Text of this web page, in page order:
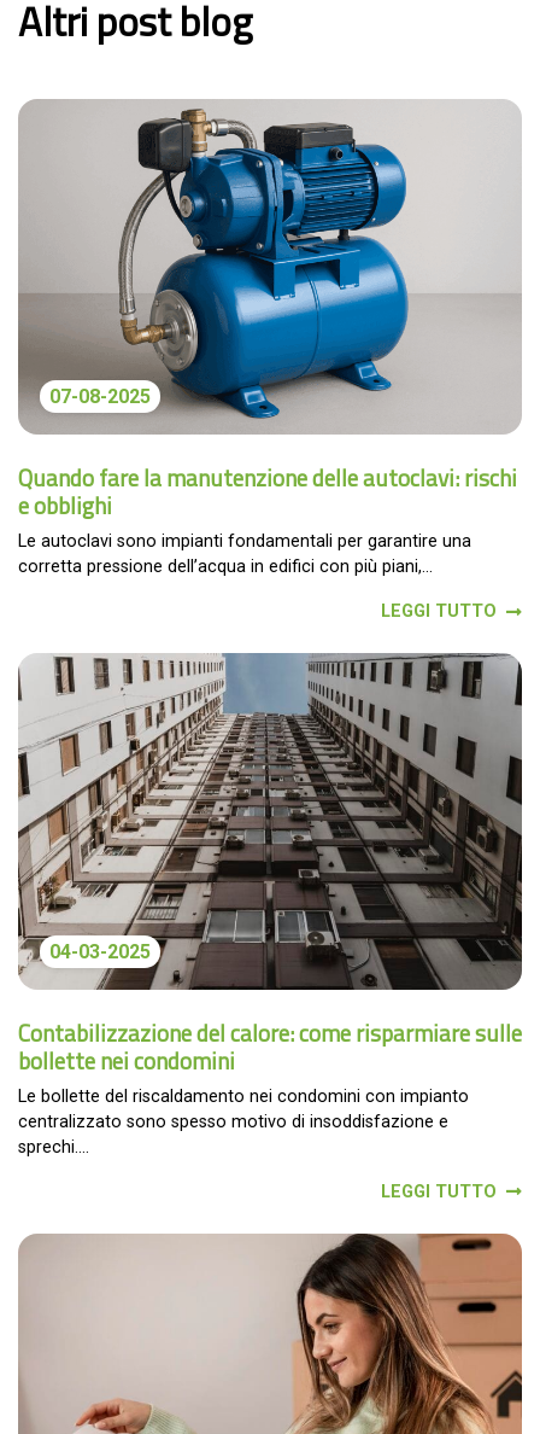
Altri post blog
07-08-2025
Quando fare la manutenzione delle autoclavi: rischi
e obblighi
Le autoclavi sono impianti fondamentali per garantire una
corretta pressione dell’acqua in edifici con più piani,...
LEGGI TUTTO
04-03-2025
Contabilizzazione del calore: come risparmiare sulle
bollette nei condomini
Le bollette del riscaldamento nei condomini con impianto
centralizzato sono spesso motivo di insoddisfazione e
sprechi....
LEGGI TUTTO